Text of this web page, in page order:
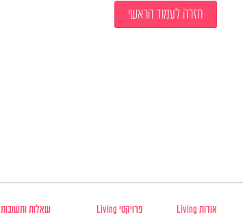
חזרה לעמוד הראשי
אודות Living פרויקטי Living שאלות ותשובות